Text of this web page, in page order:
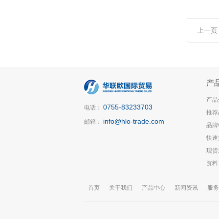
上一
电话： 0755-83233703
邮箱： info@hlo-trade.com
产
产
推
品
快
现
资
首页 关于我们 产品中心 新闻资讯 服